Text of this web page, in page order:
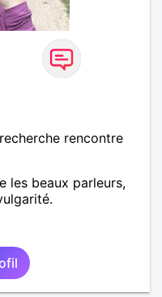
rencontre
les beaux parleurs,